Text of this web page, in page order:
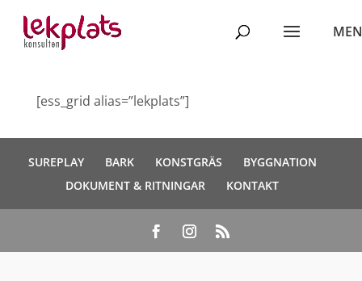
[ess_grid alias=”lekplats”]
SUREPLAY BARK KONSTGRÄS
BYGGNATION
DOKUMENT & RITNINGAR
KONTAKT